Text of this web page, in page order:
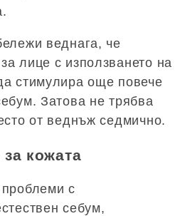
веднага, че
лице с използването на
стимулира още повече
Затова не трябва
от веднъж седмично.
кожата
с
себум,